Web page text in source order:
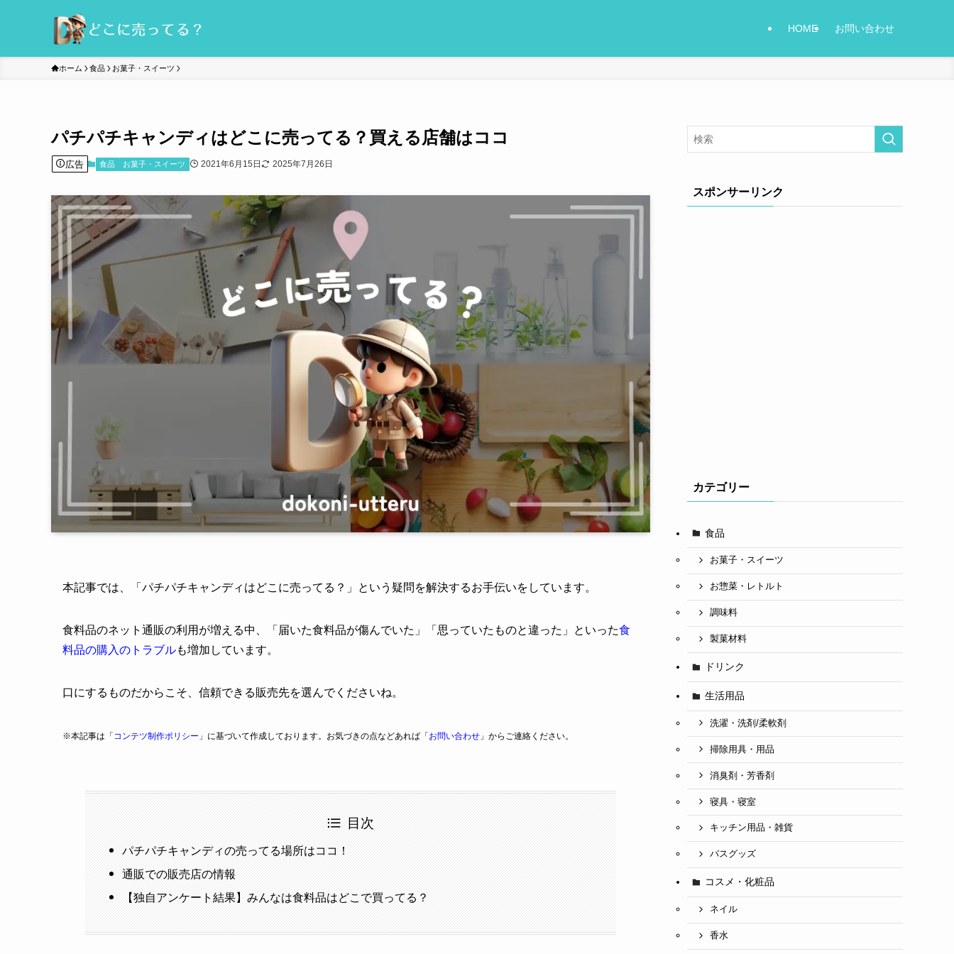
HOME お問い合わせ
ホーム 食品 お菓子・スイーツ
パチパチキャンディはどこに売ってる？買える店舗はココ
広告 食品 お菓子・スイーツ 2021年6月15日 2025年7月26日
本記事では、「パチパチキャンディはどこに売ってる？」という疑問を解決するお手伝いをしています。
食料品のネット通販の利用が増える中、「届いた食料品が傷んでいた」「思っていたものと違った」といった食
料品の購入のトラブルも増加しています。
口にするものだからこそ、信頼できる販売先を選んでくださいね。
※本記事は「 コンテツ制作ポリシー 」に基づいて作成しております。お気づきの点などあれば「 お問い合わせ 」からご連絡ください。
目次
パチパチキャンディの売ってる場所はココ！
通販での販売店の情報
【独自アンケート結果】みんなは食料品はどこで買ってる？
スポンサーリンク
カテゴリー
食品
お菓子・スイーツ
お惣菜・レトルト
調味料
製菓材料
ドリンク
生活用品
洗濯・洗剤/柔軟剤
掃除用具・用品
消臭剤・芳香剤
寝具・寝室
キッチン用品・雑貨
バスグッズ
コスメ・化粧品
ネイル
香水